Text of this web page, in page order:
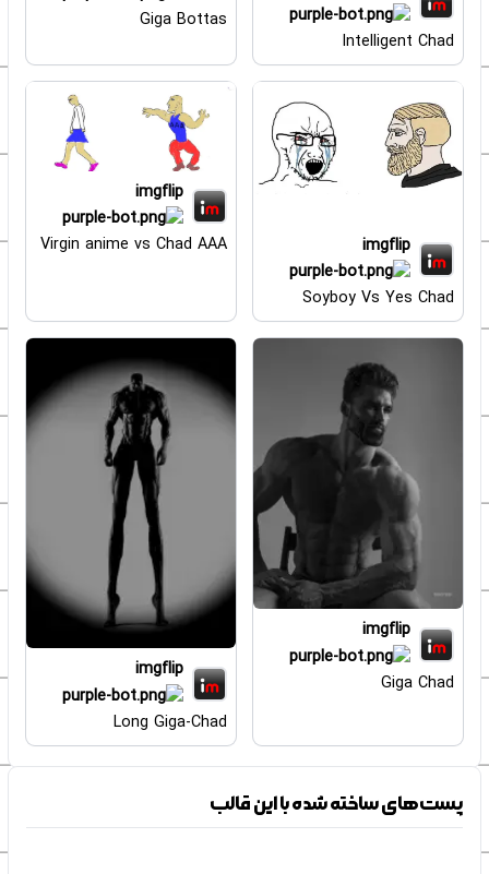
Intelligent Chad
Giga Bottas
imgflip
Soyboy Vs Yes Chad
imgflip
Virgin anime vs Chad AAA
imgflip
Giga Chad
imgflip
Long Giga-Chad
پست‌های ساخته شده با این قالب